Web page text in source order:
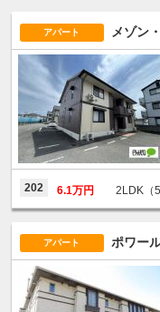
アパート メゾン
202 6.1万円 2LDK（
アパート ポワー